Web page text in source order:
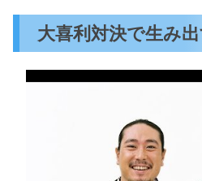
大喜利対決で生み